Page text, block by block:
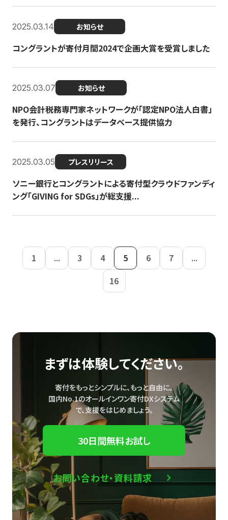
2025.03.14 お知らせ
コングラントが寄付月間2024で企画大賞を受賞しました
2025.03.07 お知らせ
NPO会計税務専門家ネットワークが「認定NPO法人白書」
を発行、コングラントはデータベース提供協力
2025.03.05 プレスリリース
ソニー銀行とコングラントによる寄付型クラウドファンディ
ング「GIVING for SDGs」が総支援...
1 ... 3 4 5 6 7
...
16
まずは体験してください。
寄付をもっとシンプルに、もっと自由に。
国内No.1のオールインワン寄付DXシステム
で、支援をはじめましょう。
30日間無料お試し
お問い合わせ・資料請求